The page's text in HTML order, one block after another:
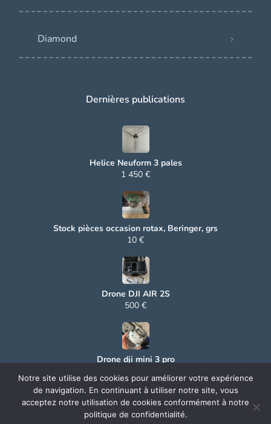
Diamond
Dernières publications
Helice Neuform 3 pales
1 450 €
Stock pièces occasion rotax, Beringer, grs
10 €
Drone DJI AIR 2S
500 €
Drone dji mini 3 pro
Notre site utilise des cookies pour améliorer votre expérience
de navigation. En continuant à utiliser notre site, vous
acceptez notre utilisation de cookies conformément à notre
politique de confidentialité.